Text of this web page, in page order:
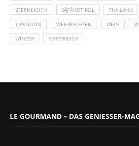
STERNEKOCH SÃƑÂ¼DTIROL THAILAND
TRADITION WEIHNACHTEN WEIN
WINZER ÖSTERREICH
LE GOURMAND – DAS GENIESSER-